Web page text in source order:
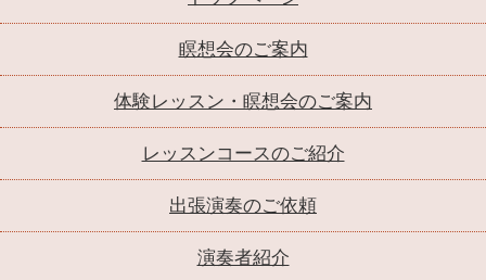
瞑想会のご案内
体験レッスン・瞑想会のご案内
レッスンコースのご紹介
出張演奏のご依頼
演奏者紹介